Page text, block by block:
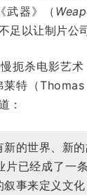
武器》（
足以让制片公
扼杀电影艺术
莱特（
：
的世界、新
已经成了一
事来定义文